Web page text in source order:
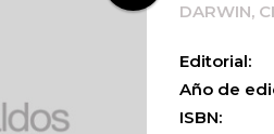
DARWIN,
Editorial:
Año de
ISBN: